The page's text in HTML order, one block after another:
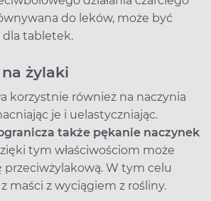
do leków, może być
tabletek.
żylaki
korzystnie również na naczynia
je i uelastyczniając.
także pękanie naczynek
tym właściwościom może
W tym celu
maści z wyciągiem z rośliny.